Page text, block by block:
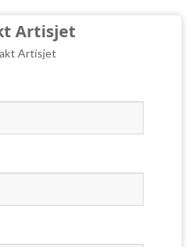
Artisjet
Artisjet